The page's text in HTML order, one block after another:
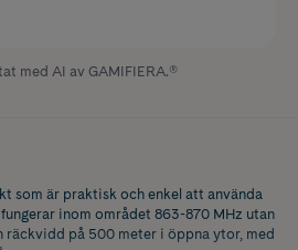
med AI av GAMIFIERA.®
som är praktisk och enkel att använda
inom området 863-870 MHz utan
räckvidd på 500 meter i öppna ytor, med